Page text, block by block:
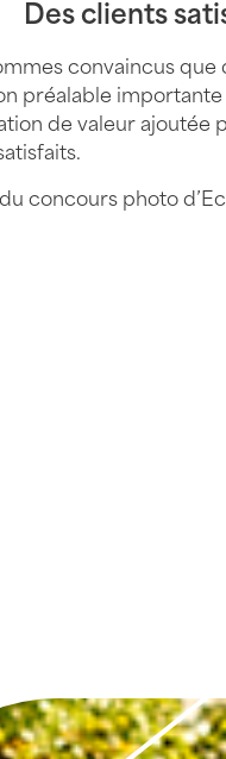
Des clients
convaincus
préalable importante
de valeur ajoutée
satisfaits.
concours photo